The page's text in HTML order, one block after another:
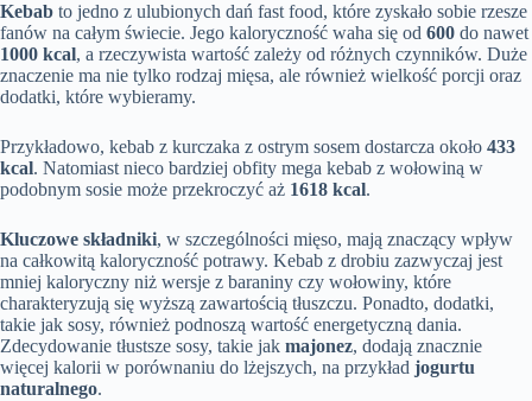
Kebab to jedno z ulubionych dań fast food, które zyskało sobie rzesze
fanów na całym świecie. Jego kaloryczność waha się od 600 do nawet
1000 kcal, a rzeczywista wartość zależy od różnych czynników. Duże
znaczenie ma nie tylko rodzaj mięsa, ale również wielkość porcji oraz
dodatki, które wybieramy.
Przykładowo, kebab z kurczaka z ostrym sosem dostarcza około 433
kcal. Natomiast nieco bardziej obfity mega kebab z wołowiną w
podobnym sosie może przekroczyć aż 1618 kcal.
Kluczowe składniki, w szczególności mięso, mają znaczący wpływ
na całkowitą kaloryczność potrawy. Kebab z drobiu zazwyczaj jest
mniej kaloryczny niż wersje z baraniny czy wołowiny, które
charakteryzują się wyższą zawartością tłuszczu. Ponadto, dodatki,
takie jak sosy, również podnoszą wartość energetyczną dania.
Zdecydowanie tłustsze sosy, takie jak majonez, dodają znacznie
więcej kalorii w porównaniu do lżejszych, na przykład jogurtu
naturalnego.